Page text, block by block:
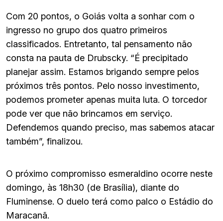
Com 20 pontos, o Goiás volta a sonhar com o
ingresso no grupo dos quatro primeiros
classificados. Entretanto, tal pensamento não
consta na pauta de Drubscky. “É precipitado
planejar assim. Estamos brigando sempre pelos
próximos três pontos. Pelo nosso investimento,
podemos prometer apenas muita luta. O torcedor
pode ver que não brincamos em serviço.
Defendemos quando preciso, mas sabemos atacar
também”, finalizou.
O próximo compromisso esmeraldino ocorre neste
domingo, às 18h30 (de Brasília), diante do
Fluminense. O duelo terá como palco o Estádio do
Maracanã.